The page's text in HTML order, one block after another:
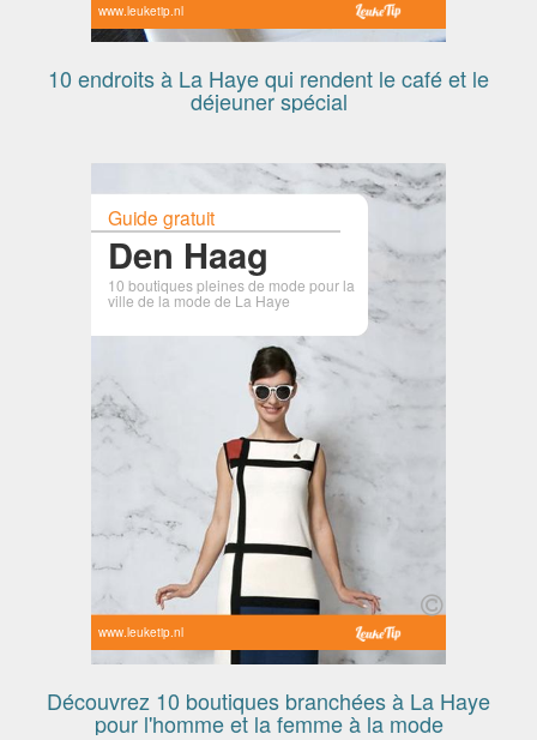
www.leuketip.nl
10 endroits à La Haye qui rendent le café et le
déjeuner spécial
Guide gratuit
Den Haag
10 boutiques pleines de mode pour la
ville de la mode de La Haye
www.leuketip.nl
Découvrez 10 boutiques branchées à La Haye
pour l'homme et la femme à la mode